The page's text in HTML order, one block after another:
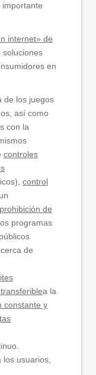
internet» de
soluciones
en
de los juegos
así como
con la
controles
control
prohibición de
programas
de
a la
constante y
los usuarios,